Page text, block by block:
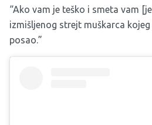
“Ako vam je teško i smeta vam
izmišljenog strejt muškarca
posao.”